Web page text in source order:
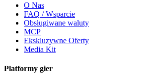
O Nas
FAQ / Wsparcie
Obsługiwane waluty
MCP
Ekskluzywne Oferty
Media Kit
Platformy gier